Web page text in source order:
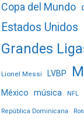
Copa del Mundo
Estados Unidos
Grandes
Lionel Messi LVBP
México música NFL
República Dominicana